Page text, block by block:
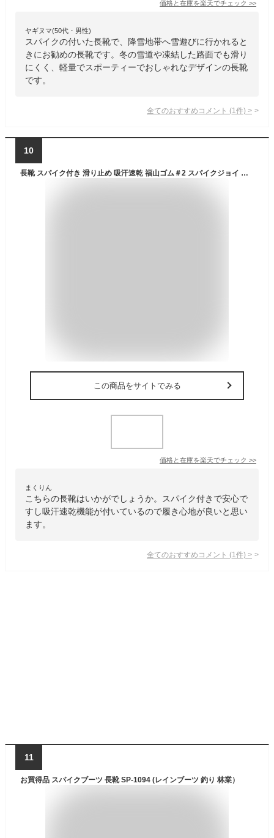
価格と在庫を楽天でチェック >>
ヤギヌマ(50代・男性)
スパイクの付いた長靴で、降雪地帯へ雪遊びに行かれると
きにお勧めの長靴です。冬の雪道や凍結した路面でも滑り
にくく、軽量でスポーティーでおしゃれなデザインの長靴
です。
全てのおすすめコメント (1 件) >
10
長靴 スパイク付き 滑り止め 吸汗速乾 福山ゴム＃2 スパイクジョイ スパイク すべり止め 作業靴
この商品をサイトでみる
価格と在庫を楽天でチェック >>
まくりん
こちらの長靴はいかがでしょうか。スパイク付きで安心で
すし吸汗速乾機能が付いているので履き心地が良いと思い
ます。
全てのおすすめコメント (1 件) >
11
お買得品 スパイクブーツ 長靴 SP-1094 (レインブーツ 釣り 林業）